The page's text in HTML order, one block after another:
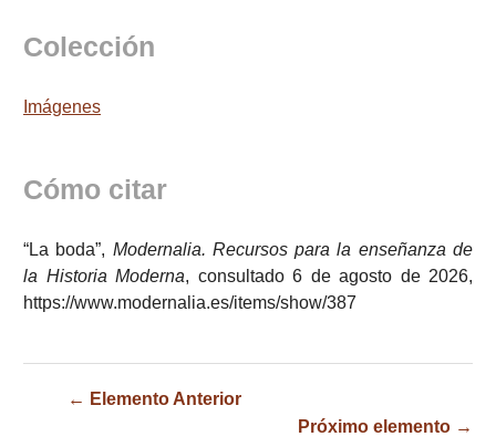
Colección
Imágenes
Cómo citar
“La boda”, Modernalia. Recursos para la enseñanza de
la Historia Moderna, consultado 6 de agosto de 2026,
https://www.modernalia.es/items/show/387
← Elemento Anterior
Próximo elemento →